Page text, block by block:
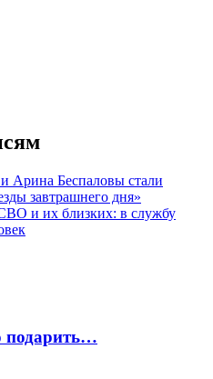
Арина Беспаловы стали
завтрашнего дня»
и их близких: в службу
подарить…